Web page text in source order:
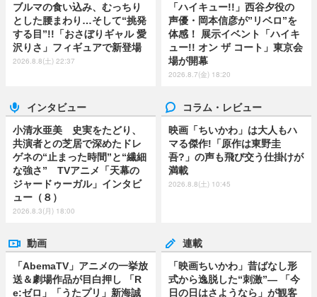
ブルマの食い込み、むっちり
とした腰まわり…そして“挑発
する目”!!「おさぼりギャル 愛
沢りさ」フィギュアで新登場
2026.8.8(土) 22:37
「ハイキュー!!」西谷夕役の
声優・岡本信彦が”リベロ”を
体感！ 展示イベント「ハイキ
ュー!! オン ザ コート」東京会
場が開幕
2026.8.7(金) 18:20
インタビュー
小清水亜美 史実をたどり、
共演者との芝居で深めたドレ
ゲネの“止まった時間”と“繊細
な強さ” TVアニメ「天幕の
ジャードゥーガル」インタビ
ュー（８）
2026.8.3(月) 18:00
コラム・レビュー
映画「ちいかわ」は大人もハ
マる傑作!「原作は東野圭
吾?」の声も飛び交う仕掛けが
満載
2026.8.8(土) 10:45
動画
「AbemaTV」アニメの一挙放
送＆劇場作品が目白押し 「R
e:ゼロ」「うたプリ」新海誠
連載
「映画ちいかわ」昔ばなし形
式から逸脱した“刺激”― 「今
日の日はさようなら」が観客